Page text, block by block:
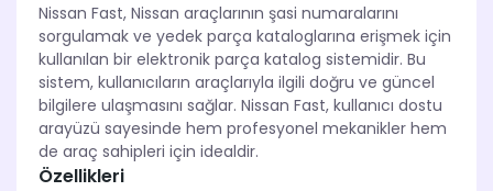
Nissan Fast, Nissan araçlarının şasi numaralarını
sorgulamak ve yedek parça kataloglarına erişmek için
kullanılan bir elektronik parça katalog sistemidir. Bu
sistem, kullanıcıların araçlarıyla ilgili doğru ve güncel
bilgilere ulaşmasını sağlar. Nissan Fast, kullanıcı dostu
arayüzü sayesinde hem profesyonel mekanikler hem
de araç sahipleri için idealdir.
Özellikleri